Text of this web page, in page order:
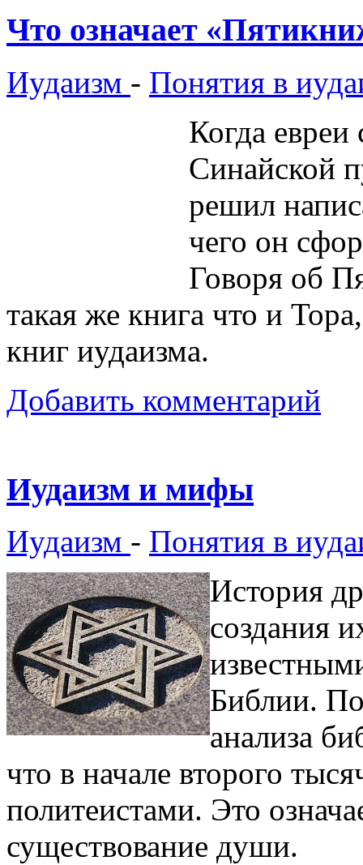
Что означает
Иудаизм - Понятия в
Когда евреи
Синайской
решил
чего он
Говоря об
такая же книга что и
книг иудаизма.
Добавить комментарий
Иудаизм и мифы
Иудаизм - Понятия в
История
создания
Библии.
анализа
что в начале второго
политеистами. Это
существование души.